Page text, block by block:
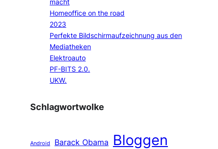
macht
Homeoffice on the road
2023
Perfekte Bildschirmaufzeichnung aus den
Mediatheken
Elektroauto
PF-BITS 2.0.
UKW.
Schlagwortwolke
Android Barack Obama Bloggen